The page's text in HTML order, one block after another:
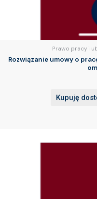
Prawo pracy i
Rozwiązanie umowy o
Kupuję